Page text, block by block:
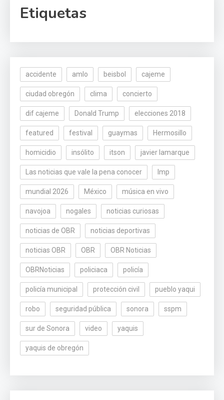
Etiquetas
accidente amlo beisbol cajeme
ciudad obregón clima concierto
dif cajeme Donald Trump elecciones 2018
featured festival guaymas Hermosillo
homicidio insólito itson javier lamarque
Las noticias que vale la pena conocer lmp
mundial 2026 México música en vivo
navojoa nogales noticias curiosas
noticias de OBR noticias deportivas
noticias OBR OBR OBR Noticias
OBRNoticias policiaca policía
policía municipal protección civil pueblo yaqui
robo seguridad pública sonora sspm
sur de Sonora video yaquis
yaquis de obregón